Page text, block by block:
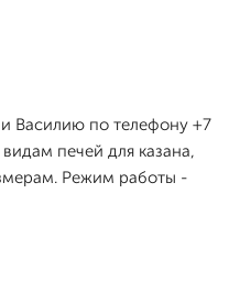
Василию по телефону +7
печей для казана,
Режим работы -